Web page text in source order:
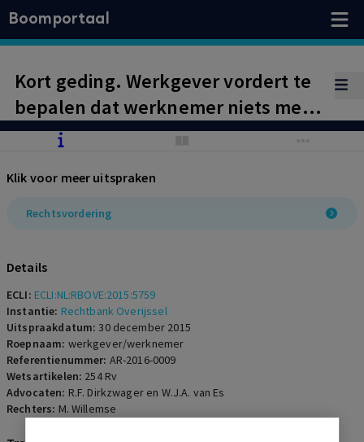
Boomportaal
Kort geding. Werkgever vordert te
bepalen dat werknemer niets meer
van werkgever te vorderen heeft.
bevoegd een declaratoire uitspraak
te geven. Het bestaan van een
werknemer is onvoldoende
aannemelijk geworden.
Klik voor meer uitspraken
Rechtsvordering
Details
ECLI: ECLI:NL:RBOVE:2015:5759
Instantie: Rechtbank Overijssel
Uitspraakdatum:30 december 2015
Roepnaam: werkgever/werknemer
Referentienummer: AR-2016-0009
Wetsartikelen: 254 Rv
Advocaten: R.F. Dirkzwager en W.J.A. van Es
Rechters: M. Willemse